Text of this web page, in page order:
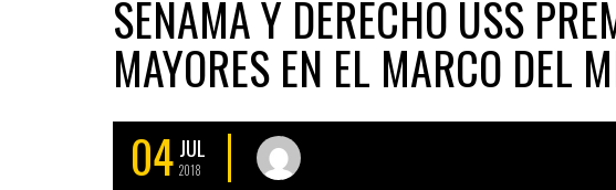
SENAMA Y DERECHO USS
MAYORES EN EL MARCO DEL
04 JUL
2018